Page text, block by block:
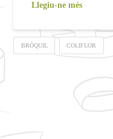
Llegiu-ne més
BRÒQUIL COLIFLOR